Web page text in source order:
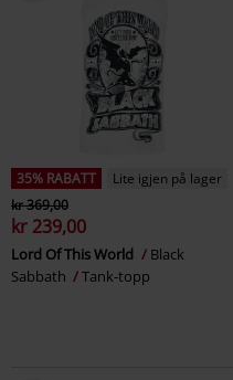
35% RABATT
Lite igjen på lager
kr 369,00
kr 239,00
Lord Of This World
Black
Sabbath
Tank-topp